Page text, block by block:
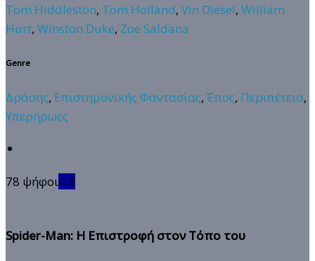
Tom Hiddleston, Tom Holland, Vin Diesel, William
Hurt, Winston Duke, Zoe Saldana
Genre
Δράσης, Επιστημονικής Φαντασίας, Έπος, Περιπέτεια,
Υπερήρωες
78 ψήφοι4.8
Spider-Man: Η Επιστροφή στον Τόπο του